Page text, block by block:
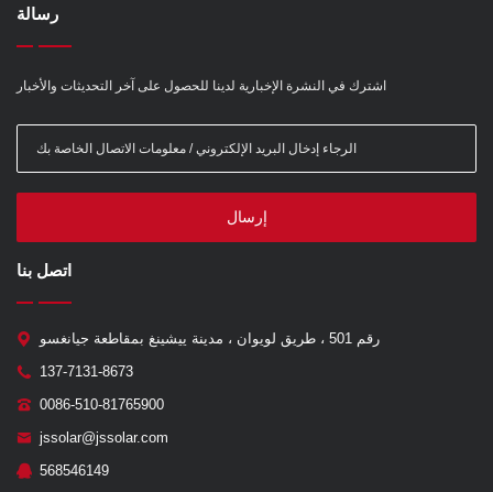
رسالة
اشترك في النشرة الإخبارية لدينا للحصول على آخر التحديثات والأخبار
إرسال
اتصل بنا
رقم 501 ، طريق لويوان ، مدينة ييشينغ بمقاطعة جيانغسو
137-7131-8673
0086-510-81765900
jssolar@jssolar.com
568546149